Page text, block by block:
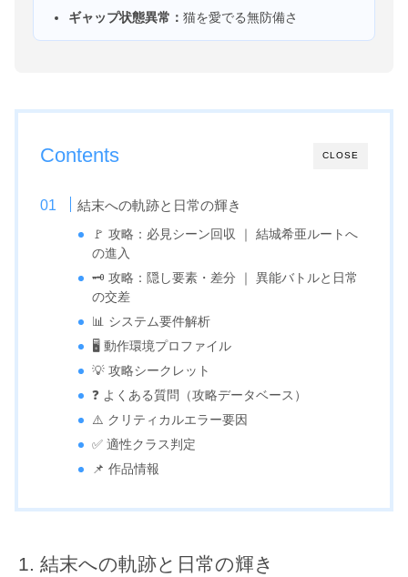
ギャップ状態異常： 猫を愛でる無防備さ
CLOSE
Contents
結末への軌跡と日常の輝き
🚩 攻略：必見シーン回収 ｜ 結城希亜ルートへ
の進入
🗝️ 攻略：隠し要素・差分 ｜ 異能バトルと日常
の交差
📊 システム要件解析
🖥️ 動作環境プロファイル
💡 攻略シークレット
❓ よくある質問（攻略データベース）
⚠️ クリティカルエラー要因
✅ 適性クラス判定
📌 作品情報
結末への軌跡と日常の輝き